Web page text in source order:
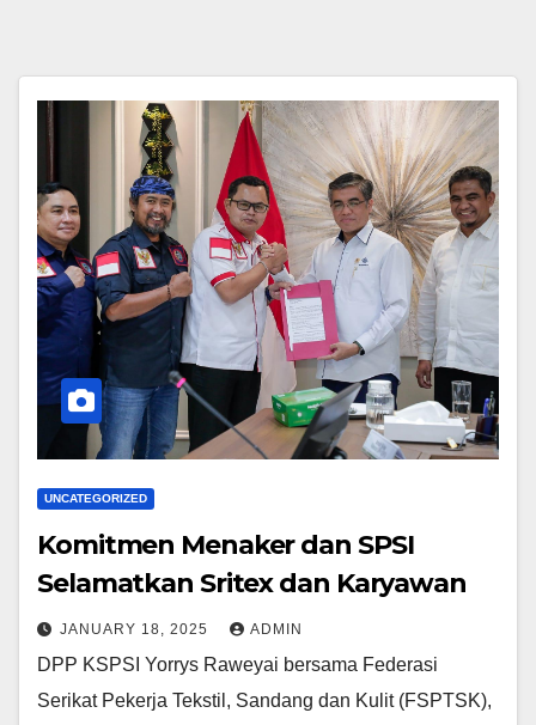
UNCATEGORIZED
Komitmen Menaker dan SPSI
Selamatkan Sritex dan Karyawan
JANUARY 18, 2025 ADMIN
DPP KSPSI Yorrys Raweyai bersama Federasi
Serikat Pekerja Tekstil, Sandang dan Kulit (FSPTSK),